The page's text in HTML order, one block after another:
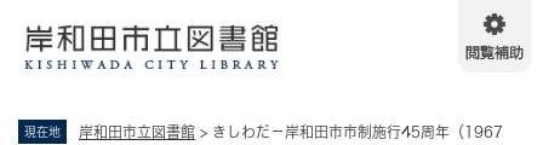
現在地 岸和田市立図書館 > きしわだ－岸和田市市制施行45周年（1967